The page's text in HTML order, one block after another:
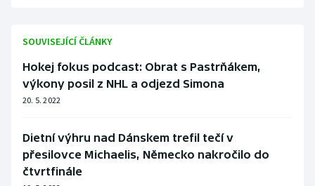
SOUVISEJÍCÍ ČLÁNKY
Hokej fokus podcast: Obrat s Pastrňákem,
výkony posil z NHL a odjezd Simona
20. 5. 2022
Dietní výhru nad Dánskem trefil tečí v
přesilovce Michaelis, Německo nakročilo do
čtvrtfinále